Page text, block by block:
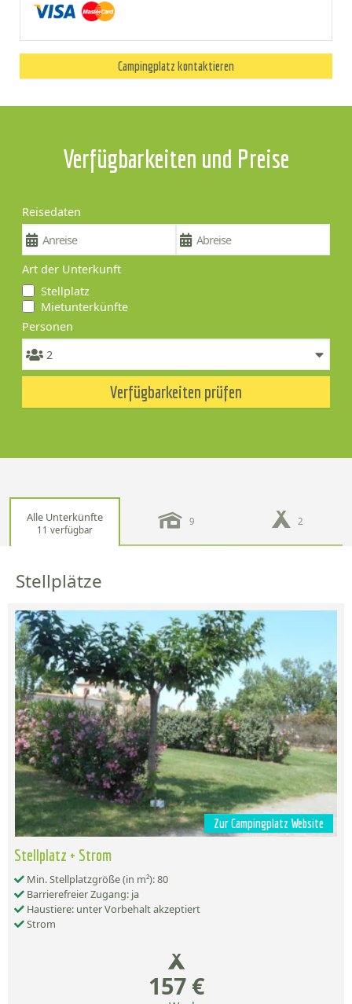
Campingplatz kontaktieren
Verfügbarkeiten und Preise
Reisedaten
Art der Unterkunft
Stellplatz
Mietunterkünfte
Personen
Verfügbarkeiten prüfen
Alle Unterkünfte
11 verfügbar
9 2
Stellplätze
Zur Campingplatz Website
Stellplatz + Strom
Min. Stellplatzgröße (in m²): 80
Barrierefreier Zugang: ja
Haustiere: unter Vorbehalt akzeptiert
Strom
157 €